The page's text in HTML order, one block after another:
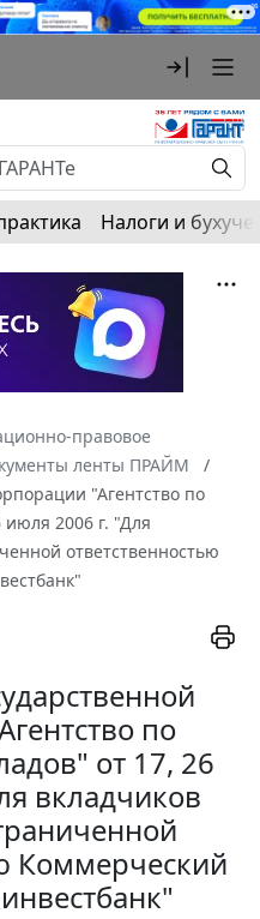
Налоги и
правовое
ленты ПРАЙМ
"Агентство по
июля 2006 г. "Для
ответственностью
по
от 17, 26
вкладчиков
Коммерческий